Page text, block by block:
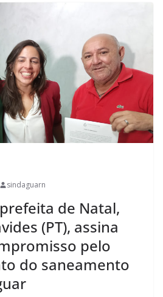
sindaguarn
de Natal,
(PT), assina
pelo
do saneamento